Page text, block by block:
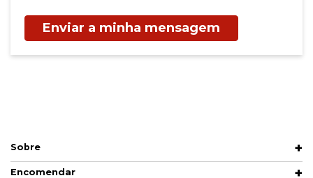
Enviar a minha mensagem
Sobre
Encomendar